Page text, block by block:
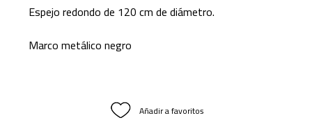
Espejo redondo de 120 cm de diámetro.
Marco metálico negro
Añadir a favoritos